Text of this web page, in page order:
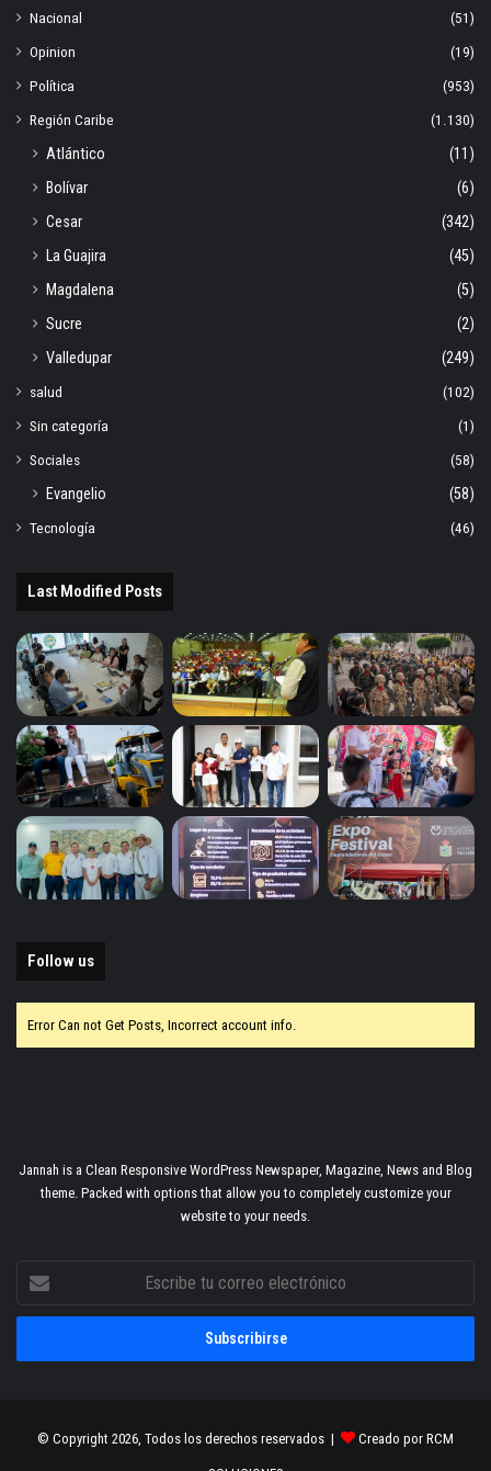
Nacional
(51)
Opinion
(19)
Política
(953)
Región Caribe
(1.130)
Atlántico
(11)
Bolívar
(6)
Cesar
(342)
La Guajira
(45)
Magdalena
(5)
Sucre
(2)
Valledupar
(249)
salud
(102)
Sin categoría
(1)
Sociales
(58)
Evangelio
(58)
Tecnología
(46)
Last Modified Posts
Follow us
Error Can not Get Posts, Incorrect account info.
Jannah is a Clean Responsive WordPress Newspaper, Magazine, News and Blog
theme. Packed with options that allow you to completely customize your
website to your needs.
correo
© Copyright 2026, Todos los derechos reservados | Creado por RCM